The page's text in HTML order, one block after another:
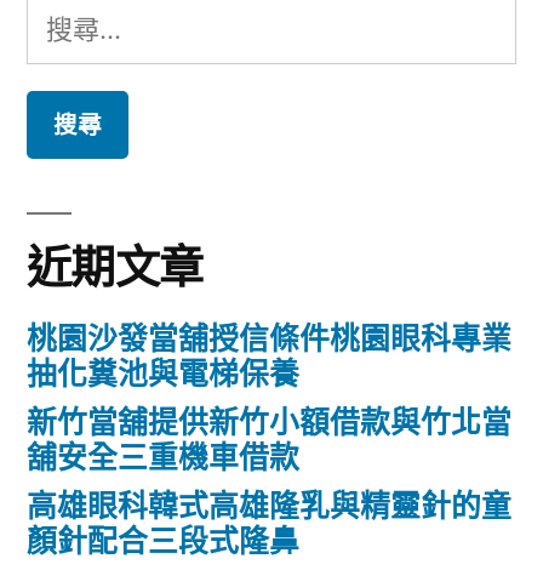
搜
尋
鍵
字:
近期文章
桃園沙發當舖授信條件桃園眼科專業
抽化糞池與電梯保養
新竹當舖提供新竹小額借款與竹北當
舖安全三重機車借款
高雄眼科韓式高雄隆乳與精靈針的童
顏針配合三段式隆鼻